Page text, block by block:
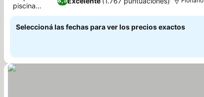
piscina
exterior
Seleccioná las fechas para ver los precios exactos